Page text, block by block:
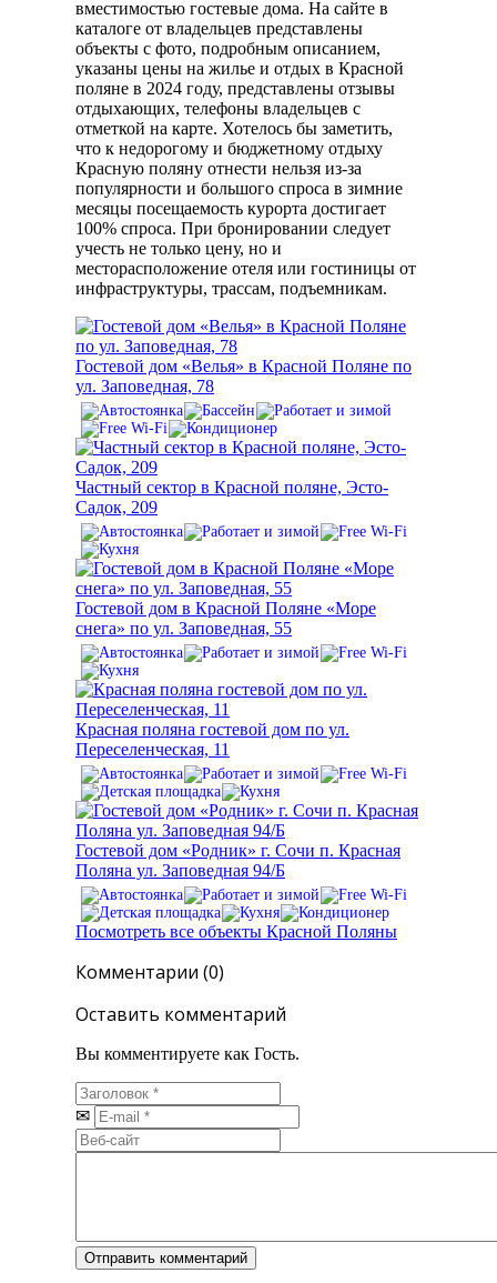
вместимостью гостевые дома. На сайте в
каталоге от владельцев представлены
объекты с фото, подробным описанием,
указаны цены на жилье и отдых в Красной
поляне в 2024 году, представлены отзывы
отдыхающих, телефоны владельцев с
отметкой на карте. Хотелось бы заметить,
что к недорогому и бюджетному отдыху
Красную поляну отнести нельзя из-за
популярности и большого спроса в зимние
месяцы посещаемость курорта достигает
100% спроса. При бронировании следует
учесть не только цену, но и
месторасположение отеля или гостиницы от
инфраструктуры, трассам, подъемникам.
Гостевой дом «Велья» в Красной Поляне по
ул. Заповедная, 78
Частный сектор в Красной поляне, Эсто-
Садок, 209
Гостевой дом в Красной Поляне «Море
снега» по ул. Заповедная, 55
Красная поляна гостевой дом по ул.
Переселенческая, 11
Гостевой дом «Родник» г. Сочи п. Красная
Поляна ул. Заповедная 94/Б
Посмотреть все объекты Красной Поляны
Комментарии (0)
Оставить комментарий
Вы комментируете как Гость.